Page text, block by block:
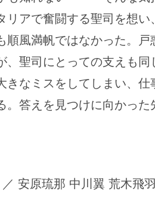
リアで奮闘する聖司を想
順風満帆ではなかった。戸
、聖司にとっての支えも
きなミスをしてしまい、
。答えを見つけに向かっ
安原琉那 中川翼 荒木飛